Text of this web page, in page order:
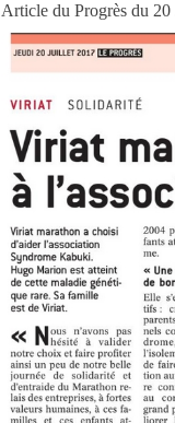
Article du Progrès du 20